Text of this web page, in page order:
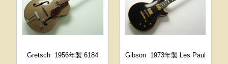
Gretsch 1956年製 6184
Gibson
1973年製 Les Paul